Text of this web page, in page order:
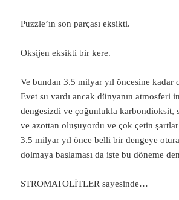
Puzzle’ın son parçası eksikti.
Oksijen eksikti bir kere.
Ve bundan 3.5 milyar yıl öncesine kadar
Evet su vardı ancak dünyanın atmosferi
dengesizdi ve çoğunlukla karbondioksit,
ve azottan oluşuyordu ve çok çetin
3.5 milyar yıl önce belli bir dengeye
dolmaya başlaması da işte bu döneme
STROMATOLİTLER sayesinde…